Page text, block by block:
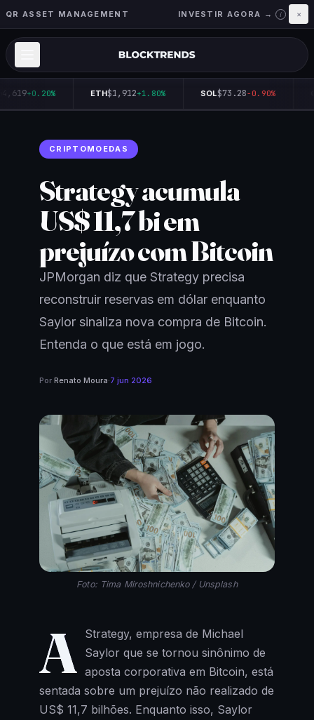
QR ASSET MANAGEMENT INVESTIR AGORA → i ×
+0.20% ETH$1,912+1.80% SOL$73.28-0.90%
CRIPTOMOEDAS
Strategy acumula
US$ 11,7 bi em
prejuízo com Bitcoin
JPMorgan diz que Strategy precisa
reconstruir reservas em dólar enquanto
Saylor sinaliza nova compra de Bitcoin.
Entenda o que está em jogo.
Por Renato Moura·7 jun 2026
Foto: Tima Miroshnichenko / Unsplash
A Strategy, empresa de Michael
Saylor que se tornou sinônimo de
aposta corporativa em Bitcoin, está
sentada sobre um prejuízo não realizado de
US$ 11,7 bilhões. Enquanto isso, Saylor